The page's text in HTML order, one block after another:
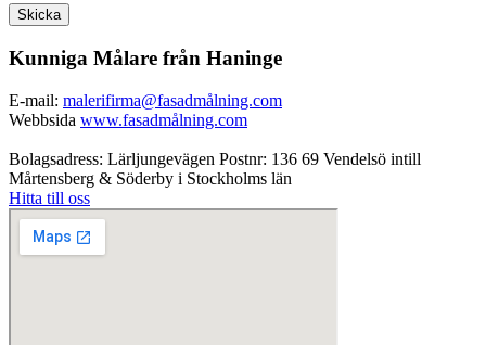
Skicka
Kunniga Målare från Haninge
E-mail: malerifirma@fasadmålning.com
Webbsida www.fasadmålning.com
Bolagsadress: Lärljungevägen Postnr: 136 69 Vendelsö intill
Mårtensberg & Söderby i Stockholms län
Hitta till oss